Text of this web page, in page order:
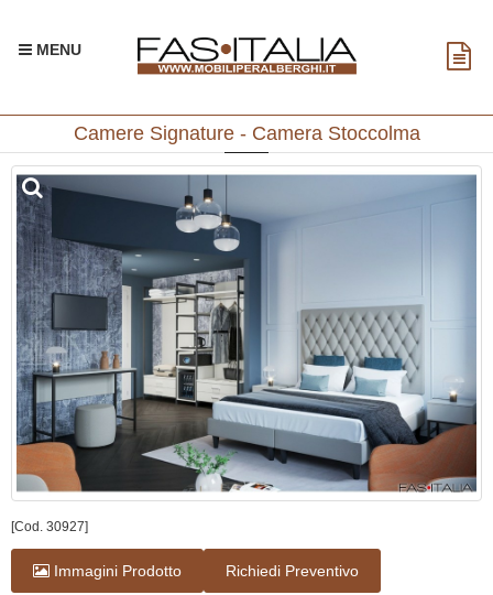
MENU
Camere Signature - Camera Stoccolma
[Cod. 30927]
Immagini Prodotto Richiedi Preventivo